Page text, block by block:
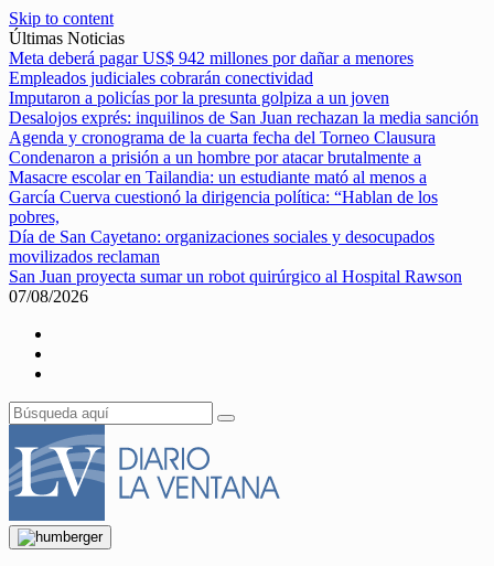
Skip to content
Últimas Noticias
Meta deberá pagar US$ 942 millones por dañar a menores
Empleados judiciales cobrarán conectividad
Imputaron a policías por la presunta golpiza a un joven
Desalojos exprés: inquilinos de San Juan rechazan la media sanción
Agenda y cronograma de la cuarta fecha del Torneo Clausura
Condenaron a prisión a un hombre por atacar brutalmente a
Masacre escolar en Tailandia: un estudiante mató al menos a
García Cuerva cuestionó la dirigencia política: “Hablan de los
pobres,
Día de San Cayetano: organizaciones sociales y desocupados
movilizados reclaman
San Juan proyecta sumar un robot quirúrgico al Hospital Rawson
07/08/2026